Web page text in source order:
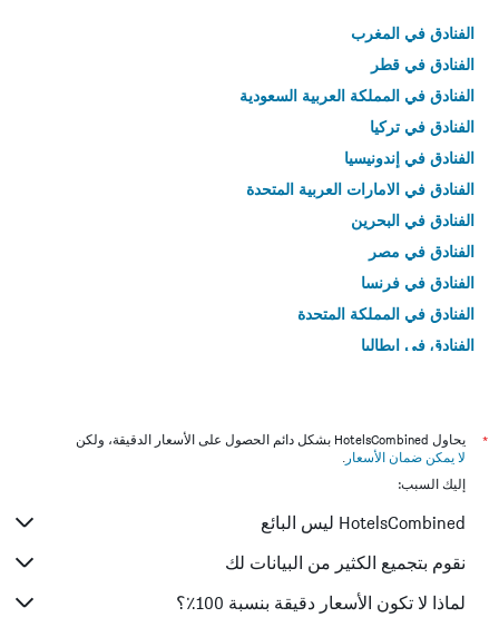
الفنادق في المغرب
الفنادق في قطر
الفنادق في المملكة العربية السعودية
الفنادق في تركيا
الفنادق في إندونيسيا
الفنادق في الامارات العربية المتحدة
الفنادق في البحرين
الفنادق في مصر
الفنادق في فرنسا
الفنادق في المملكة المتحدة
الفنادق في إيطاليا
*
يحاول HotelsCombined بشكل دائم الحصول على الأسعار الدقيقة، ولكن
لا يمكن ضمان الأسعار .
إليك السبب:
HotelsCombined ليس البائع
نقوم بتجميع الكثير من البيانات لك
لماذا لا تكون الأسعار دقيقة بنسبة 100٪؟